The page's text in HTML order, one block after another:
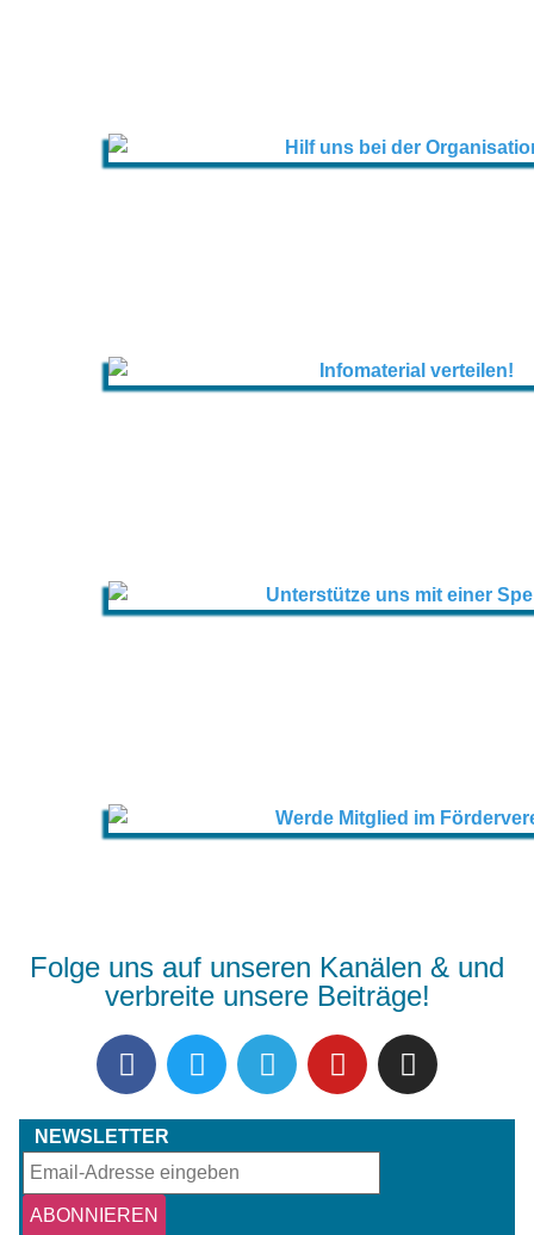
Folge uns auf unseren Kanälen & und
verbreite unsere Beiträge!
NEWSLETTER